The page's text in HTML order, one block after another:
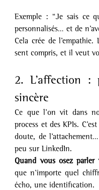
Exemple : “Je sais ce
personnalisés… et de
Cela crée de
sent compris, et il veut
2. L’affection :
sincère
Ce que l’on vit dans
process et des KPIs.
doute, de
peu sur LinkedIn.
que n’importe quel
écho, une identification.